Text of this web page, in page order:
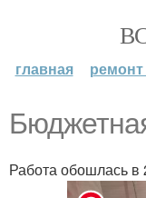
главная ремонт
Работа обошлась в